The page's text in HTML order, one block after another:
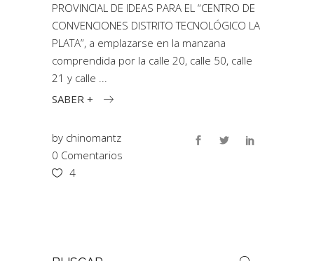
PROVINCIAL DE IDEAS PARA EL “CENTRO DE
CONVENCIONES DISTRITO TECNOLÓGICO LA
PLATA”, a emplazarse en la manzana
comprendida por la calle 20, calle 50, calle
21 y calle
SABER +
by chinomantz
0 Comentarios
4